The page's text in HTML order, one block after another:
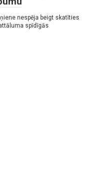
nespēja beigt skatīties
spīdīgās